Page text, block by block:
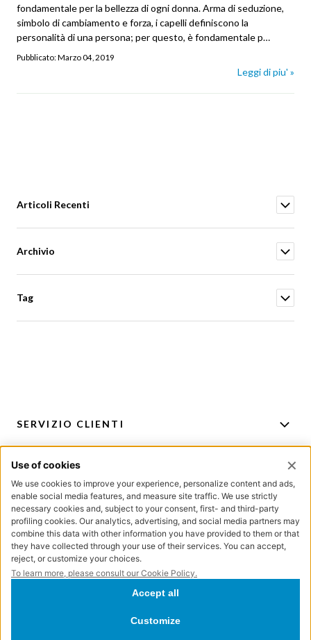
fondamentale per la bellezza di ogni donna. Arma di seduzione,
simbolo di cambiamento e forza, i capelli definiscono la
personalità di una persona; per questo, è fondamentale p…
Pubblicato:Marzo 04, 2019
Leggi di piu' »
Articoli Recenti
Archivio
Tag
SERVIZIO CLIENTI
PER CONSIGLI E ACQUISTI
ISCRIZIONE NEWSLETTER